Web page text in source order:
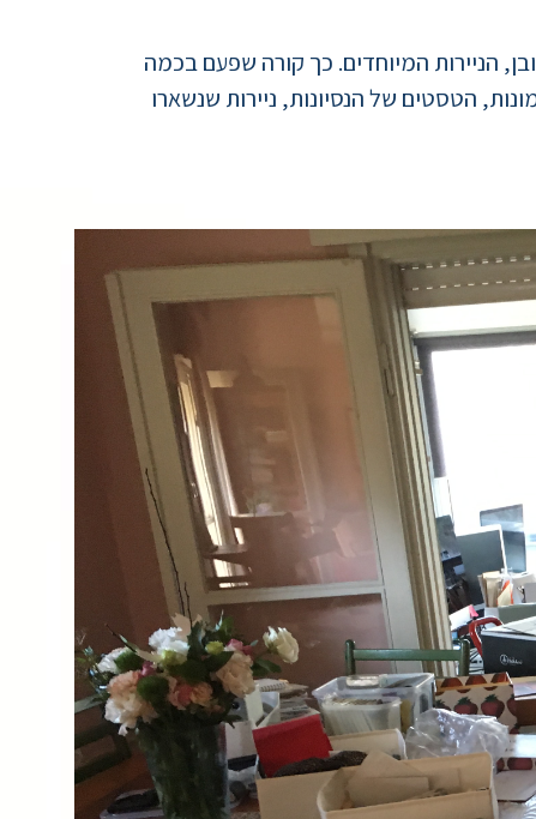
הניירות המיוחדים. כך קורה שפעם בכמה
הטסטים של הנסיונות, ניירות שנשארו